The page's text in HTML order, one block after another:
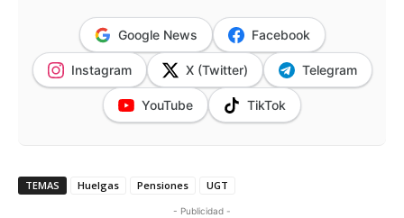
Google News Facebook
Instagram X (Twitter) Telegram
YouTube TikTok
TEMAS Huelgas Pensiones UGT
- Publicidad -